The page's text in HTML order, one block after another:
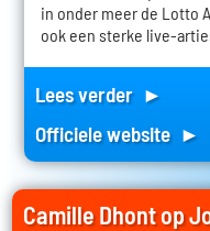
in onder meer de Lotto
ook een sterke live-
Lees verder ►
Officiele website ►
Camille Dhont op